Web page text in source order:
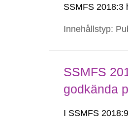
SSMFS 2018:3
Innehållstyp:
SSMFS
godkända
I SSMFS